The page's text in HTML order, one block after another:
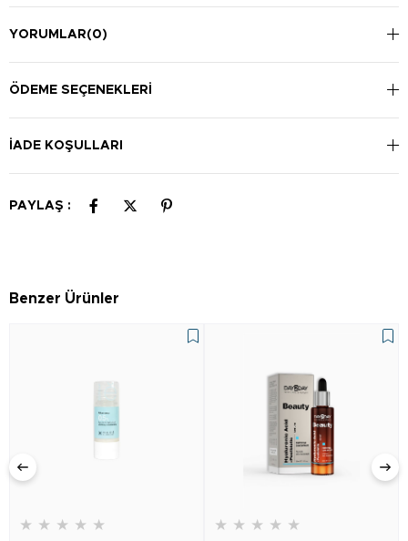
Kullanım Şekli:
Her akşam bir kez temizlenmiş ve kurulanmış yüzünüze 1-2
YORUMLAR(0)
ÖDEME SEÇENEKLERI
İADE KOŞULLARI
PAYLAŞ :
Benzer Ürünler
★ ★ ★ ★ ★ ★ ★ ★ ★ ★